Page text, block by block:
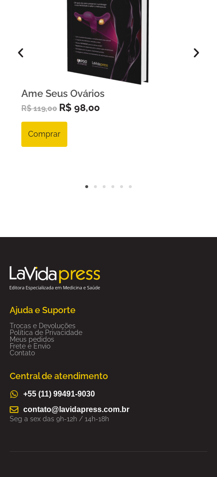
Ame Seus Ovários
R$119,00 R$ 98,00
Comprar
Ajuda e Suporte
Trocas e Devoluções
Política de Privacidade
Meus pedidos
Frete e Envio
Contato
Central de atendimento
+55 (11) 99491-9030
contato@lavidapress.com.br
Seg a sex das 9h-12h / 14h-18h